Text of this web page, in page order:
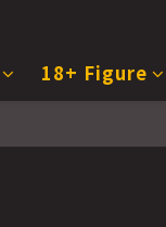
18+ Figure